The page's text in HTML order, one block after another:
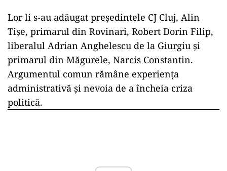
Lor li s-au adăugat președintele CJ Cluj, Alin
Tișe, primarul din Rovinari, Robert Dorin Filip,
liberalul Adrian Anghelescu de la Giurgiu și
primarul din Măgurele, Narcis Constantin.
Argumentul comun rămâne experiența
administrativă și nevoia de a încheia criza
politică.